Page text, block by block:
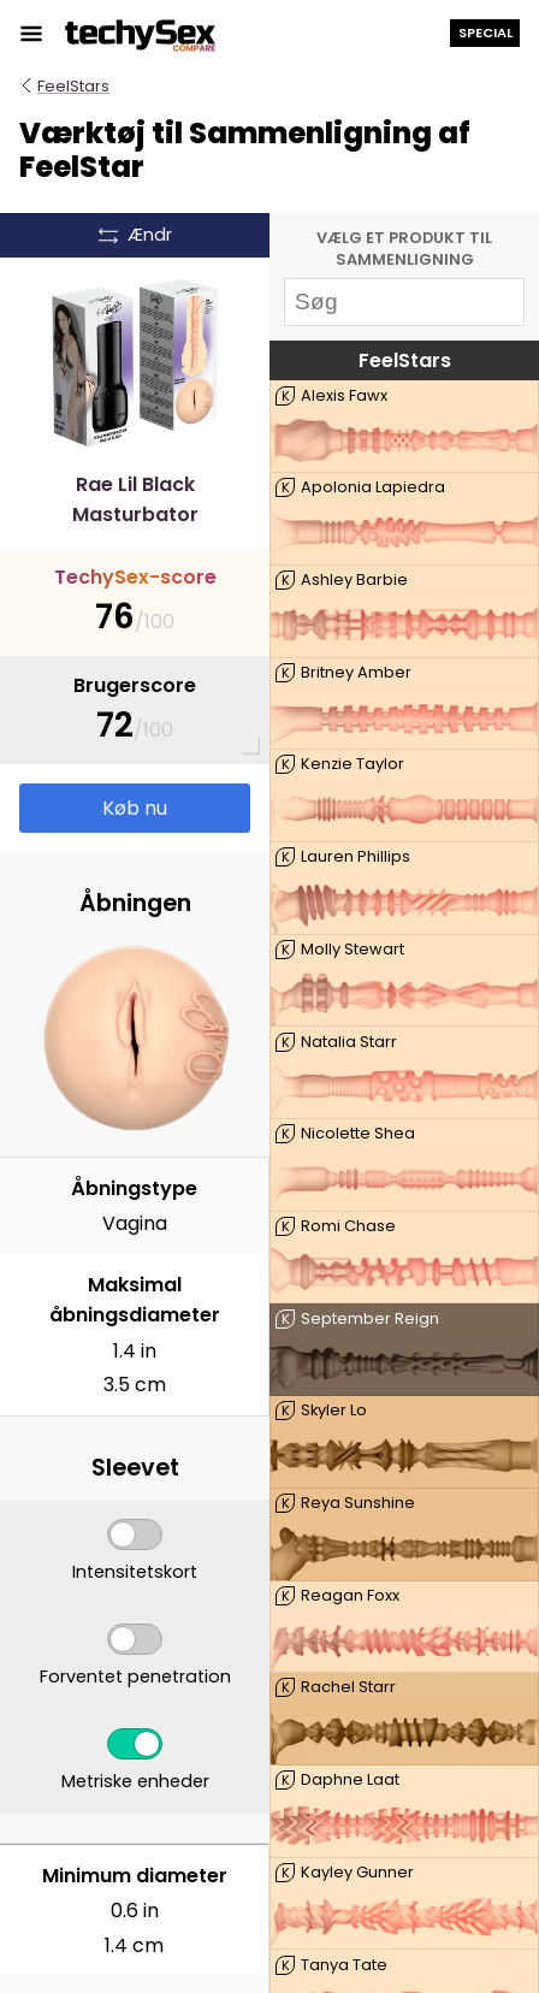
indholdet
SPECIAL
FeelStars
Værktøj til Sammenligning af
FeelStar
VÆLG ET PRODUKT TIL
SAMMENLIGNING
FeelStars
K Alexis Fawx
K Apolonia Lapiedra
K Ashley Barbie
K Britney Amber
K Kenzie Taylor
K Lauren Phillips
K Molly Stewart
K Natalia Starr
K Nicolette Shea
K Romi Chase
K September Reign
K Skyler Lo
K Reya Sunshine
K Reagan Foxx
K Rachel Starr
K Daphne Laat
K Kayley Gunner
K Tanya Tate
Ændr
Rae Lil Black
Masturbator
TechySex-score
76/100
Brugerscore
72/100
Køb nu
Åbningen
Åbningstype
Vagina
Maksimal
åbningsdiameter
1.4 in
3.5 cm
Sleevet
Intensitetskort
Forventet penetration
Metriske enheder
CENTIMETER
Minimum diameter
0.6 in
1.4 cm